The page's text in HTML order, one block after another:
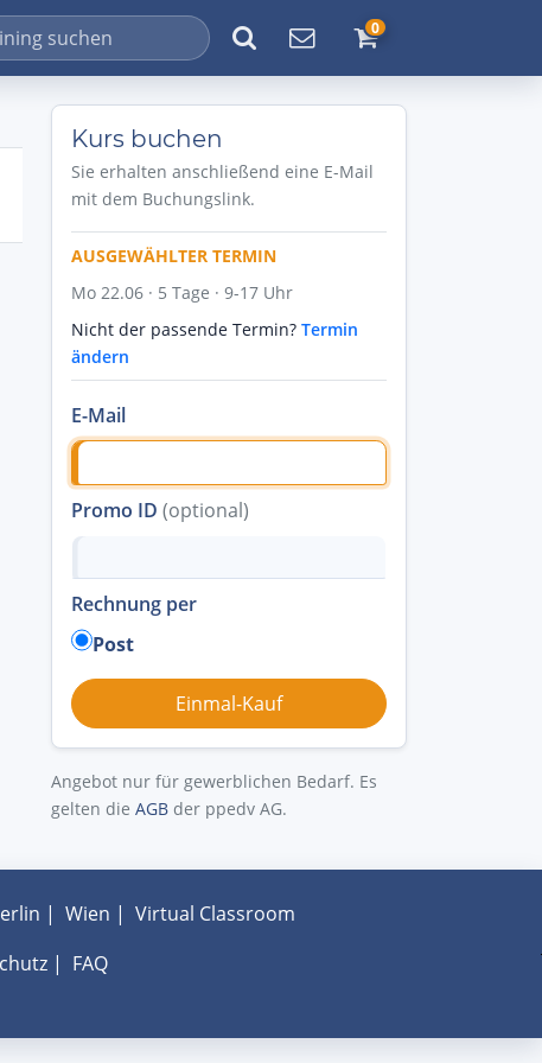
0
Kurs buchen
Sie erhalten anschließend eine E-Mail
mit dem Buchungslink.
AUSGEWÄHLTER TERMIN
Mo 22.06 · 5 Tage · 9-17 Uhr
Nicht der passende Termin? Termin
ändern
E-Mail
Promo ID (optional)
Rechnung per
Post
Angebot nur für gewerblichen Bedarf. Es
gelten die AGB der ppedv AG.
| Wien | Virtual Classroom
| FAQ